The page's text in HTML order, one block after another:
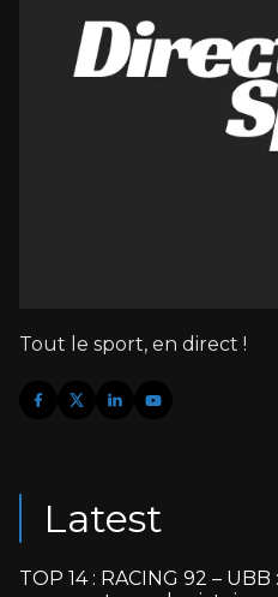
Tout le sport, en direct !
Latest
TOP 14 : RACING 92 –